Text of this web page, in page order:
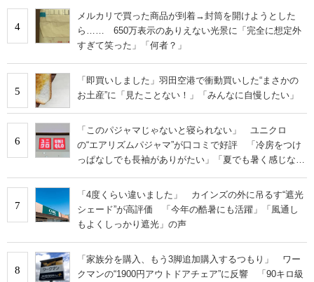
4
メルカリで買った商品が到着→封筒を開けようとした
ら…… 650万表示のありえない光景に「完全に想定外
すぎて笑った」「何者？」
5
「即買いしました」羽田空港で衝動買いした“まさかの
お土産”に「見たことない！」「みんなに自慢したい」
6
「このパジャマじゃないと寝られない」 ユニクロ
の“エアリズムパジャマ”が口コミで好評 「冷房をつけ
っぱなしでも長袖がありがたい」「夏でも暑く感じな
7
「4度くらい違いました」 カインズの外に吊るす“遮光
シェード”が高評価 「今年の酷暑にも活躍」「風通し
もよくしっかり遮光」の声
8
「家族分を購入、もう3脚追加購入するつもり」 ワー
クマンの“1900円アウトドアチェア”に反響 「90キロ級